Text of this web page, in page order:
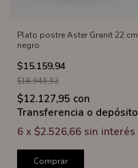
Plato postre Aster Granit 22 cm
negro
$15.159,94
$18.949,92
$12.127,95 con
Transferencia o depósito
6 x $2.526,66 sin interés
Comprar